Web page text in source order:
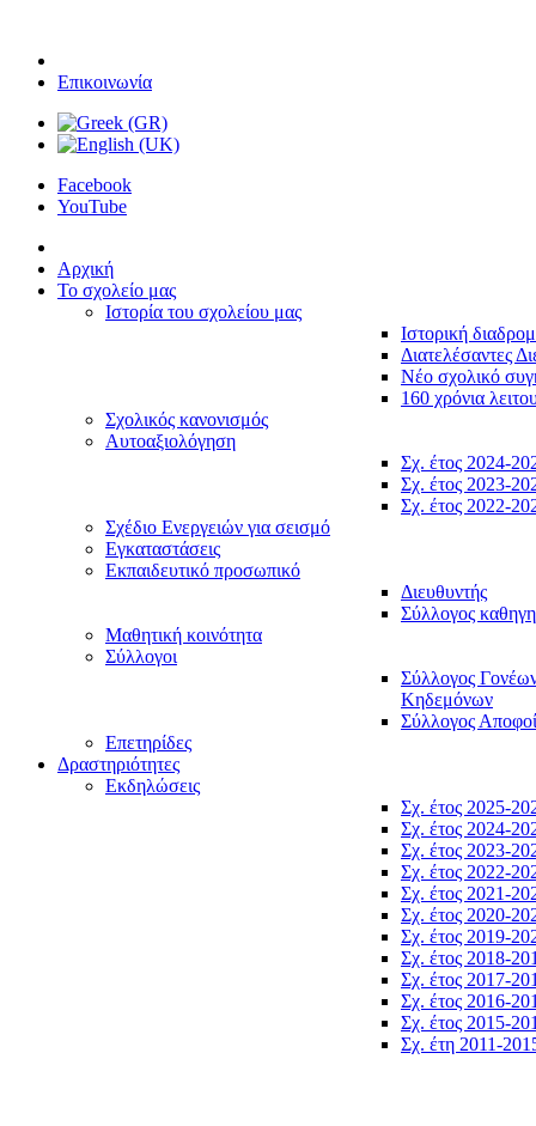
Επικοινωνία
Facebook
YouTube
Αρχική
Το σχολείο μας
Ιστορία του σχολείου μας
Ιστορική
Διατελέσαντες
Νέο σχολικό
160 χρόνια
Σχολικός κανονισμός
Αυτοαξιολόγηση
Σχ. έτος 2024-
Σχ. έτος 2023-
Σχ. έτος 2022-
Σχέδιο Ενεργειών για σεισμό
Εγκαταστάσεις
Εκπαιδευτικό προσωπικό
Διευθυντής
Σύλλογος
Μαθητική κοινότητα
Σύλλογοι
Σύλλογος
Κηδεμόνων
Σύλλογος
Επετηρίδες
Δραστηριότητες
Εκδηλώσεις
Σχ. έτος 2025-
Σχ. έτος 2024-
Σχ. έτος 2023-
Σχ. έτος 2022-
Σχ. έτος 2021-
Σχ. έτος 2020-
Σχ. έτος 2019-
Σχ. έτος 2018-
Σχ. έτος 2017-
Σχ. έτος 2016-
Σχ. έτος 2015-
Σχ. έτη 2011-